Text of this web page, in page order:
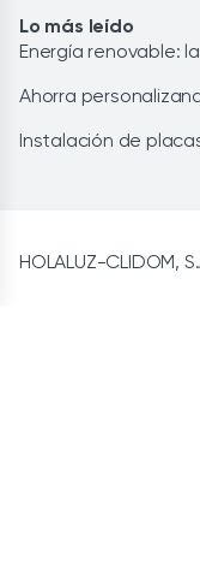
Lo más leído
Energía renovable:
Ahorra
Instalación de
HOLALUZ-CLIDOM,